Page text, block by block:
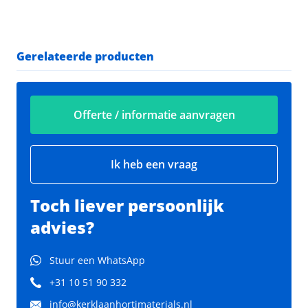
Gerelateerde producten
Offerte / informatie aanvragen
Ik heb een vraag
Toch liever persoonlijk
advies?
Stuur een WhatsApp
+31 10 51 90 332
info@kerklaanhortimaterials.nl